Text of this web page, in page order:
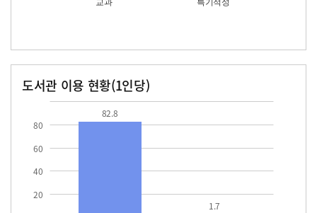
도서관 이용 현황(1인당)
20
40
60
80
82.8
1.7